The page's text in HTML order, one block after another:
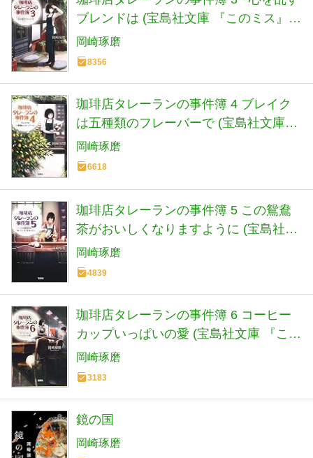
ブレンドは (宝島社文庫 『このミス』大
賞シリーズ)
岡崎琢磨
8356
珈琲店タレーランの事件簿 4 ブレイク
は五種類のフレーバーで (宝島社文庫
『このミス』大賞シリーズ)
岡崎琢磨
6618
珈琲店タレーランの事件簿 5 この鴛鴦
茶がおいしくなりますように (宝島社文
庫 『このミス』大賞シリーズ)
岡崎琢磨
4839
珈琲店タレーランの事件簿 6 コーヒー
カップいっぱいの愛 (宝島社文庫 『この
ミス』大賞シリーズ)
岡崎琢磨
3183
鏡の国
岡崎琢磨